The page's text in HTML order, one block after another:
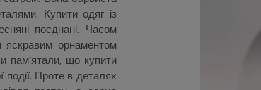
Купити одяг із
поєднані. Часом
орнаментом
пам’ятали, що купити
Проте в деталях